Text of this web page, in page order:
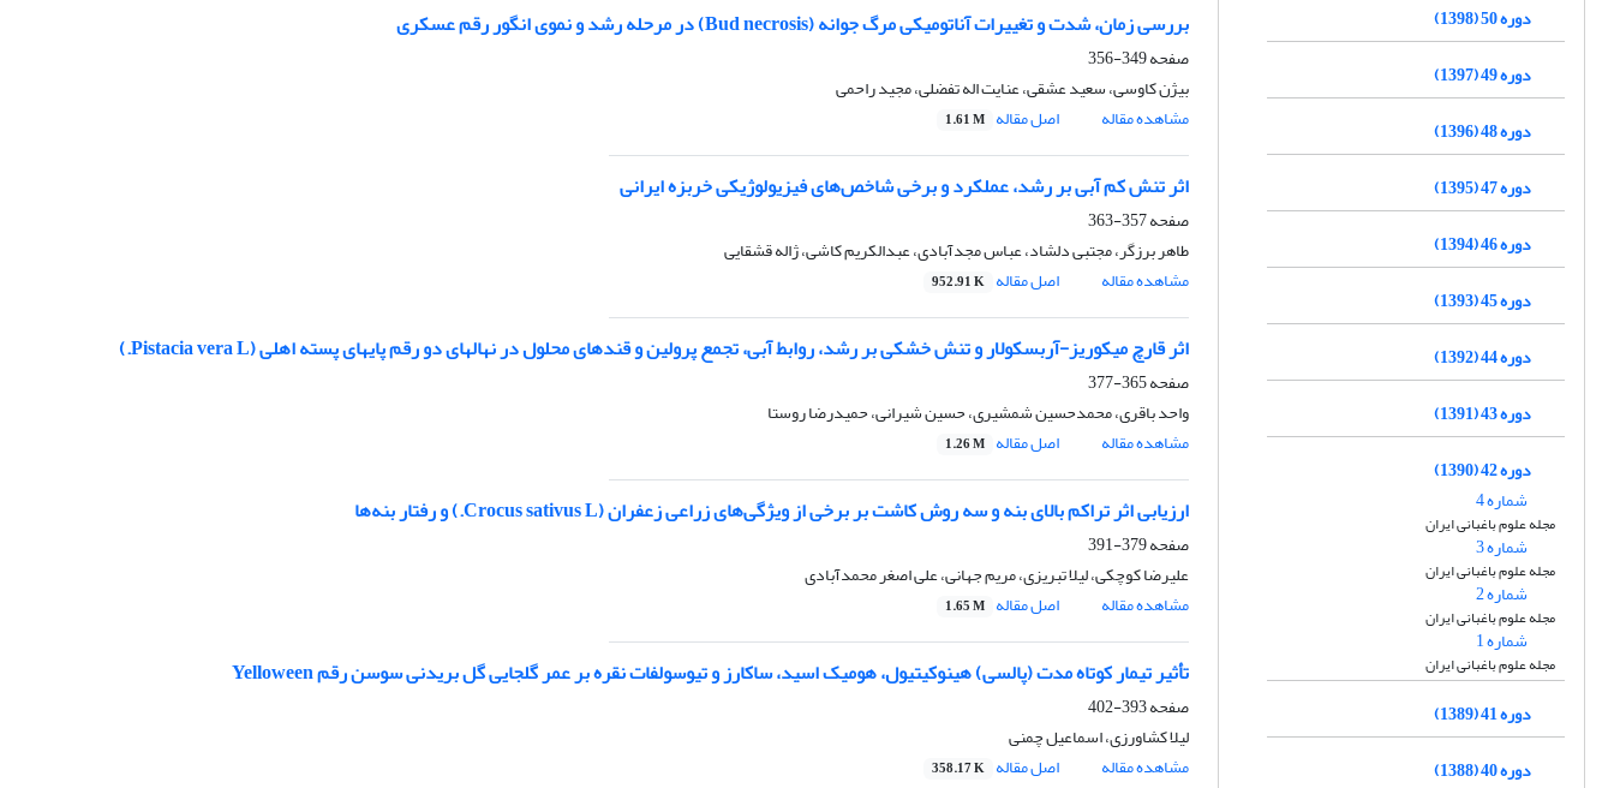
بررسی زمان، شدت و تغییرات آناتومیکی مرگ جوانه‌ (Bud necrosis) در مرحله رشد و نموی انگور رقم عسکری
صفحه349-356
بیژن کاوسی، سعید عشقی، عنایت اله تفضلی، مجید راحمی
مشاهده مقاله
اصل مقاله 1.61 M
اثر تنش کم آبی بر رشد، عملکرد و برخی شاخص‌های فیزیولوژیکی خربزه‌ ایرانی
صفحه357-363
طاهر برزگر، مجتبی دلشاد، عباس مجدآبادی، عبدالکریم کاشی، ژاله قشقایی
مشاهده مقاله
اصل مقاله 952.91 K
اثر قارچ میکوریز-آربسکولار و تنش خشکی بر رشد، روابط آبی، تجمع پرولین و قندهای محلول در نهال‎های دو رقم پایهای پسته اهلی (Pistacia vera L.)
صفحه365-377
واحد باقری، محمدحسین شمشیری، حسین شیرانی، حمیدرضا روستا
مشاهده مقاله
اصل مقاله 1.26 M
ارزیابی اثر تراکم بالای بنه و سه روش کاشت بر برخی از ویژگی‌های زراعی زعفران (Crocus sativus L.) و رفتار بنه‌ها
صفحه379-391
علیرضا کوچکی، لیلا تبریزی، مریم جهانی، علی اصغر محمدآبادی
مشاهده مقاله
اصل مقاله 1.65 M
تأثیر تیمار کوتاه مدت (پالسی) هینوکیتیول، هومیک اسید، ساکارز و تیوسولفات نقره بر عمر گلجایی گل بریدنی سوسن رقم Yelloween
صفحه393-402
لیلا کشاورزی، اسماعیل چمنی
مشاهده مقاله
اصل مقاله 358.17 K
دوره 50 (1398)
دوره 49 (1397)
دوره 48 (1396)
دوره 47 (1395)
دوره 46 (1394)
دوره 45 (1393)
دوره 44 (1392)
دوره 43 (1391)
دوره 42 (1390)
شماره 4
مجله علوم باغبانی ایران
شماره 3
مجله علوم باغبانی ایران
شماره 2
مجله علوم باغبانی ایران
شماره 1
مجله علوم باغبانی ایران
دوره 41 (1389)
دوره 40 (1388)